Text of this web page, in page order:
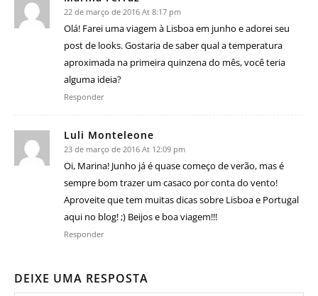
22 de março de 2016 At 8:17 pm
Olá! Farei uma viagem à Lisboa em junho e adorei seu
post de looks. Gostaria de saber qual a temperatura
aproximada na primeira quinzena do mês, você teria
alguma ideia?
Responder
Luli Monteleone
23 de março de 2016 At 12:09 pm
Oi, Marina! Junho já é quase começo de verão, mas é
sempre bom trazer um casaco por conta do vento!
Aproveite que tem muitas dicas sobre Lisboa e Portugal
aqui no blog! ;) Beijos e boa viagem!!!
Responder
DEIXE UMA RESPOSTA